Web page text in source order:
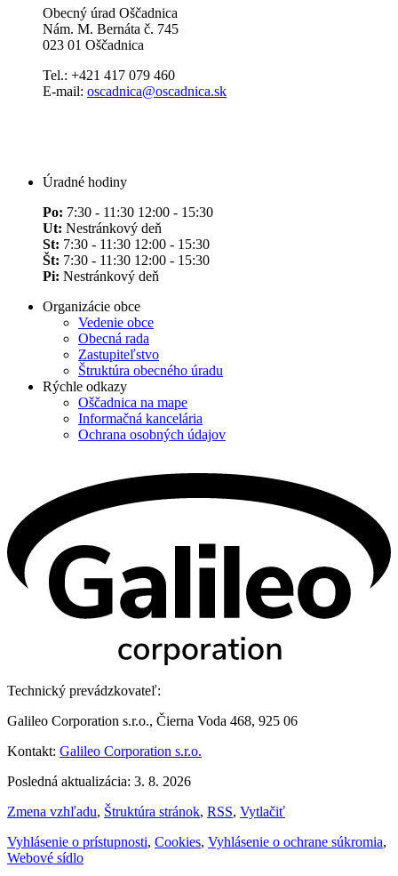
Obecný úrad Oščadnica
Nám. M. Bernáta č. 745
023 01 Oščadnica
Tel.: +421 417 079 460
E-mail: oscadnica@oscadnica.sk
Úradné hodiny
Po: 7:30 - 11:30 12:00 - 15:30
Ut: Nestránkový deň
St: 7:30 - 11:30 12:00 - 15:30
Št: 7:30 - 11:30 12:00 - 15:30
Pi: Nestránkový deň
Organizácie obce
Vedenie obce
Obecná rada
Zastupiteľstvo
Štruktúra obecného úradu
Rýchle odkazy
Oščadnica na mape
Informačná kancelária
Ochrana osobných údajov
Technický prevádzkovateľ:
Galileo Corporation s.r.o., Čierna Voda 468, 925 06
Kontakt: Galileo Corporation s.r.o.
Posledná aktualizácia: 3. 8. 2026
Zmena vzhľadu, Štruktúra stránok, RSS, Vytlačiť
Vyhlásenie o prístupnosti, Cookies, Vyhlásenie o ochrane súkromia,
Webové sídlo